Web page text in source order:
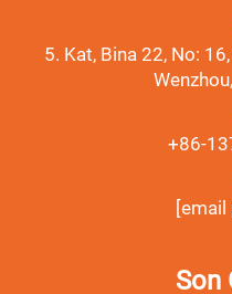
5. Kat, Bina 22, No:
+86-
Son